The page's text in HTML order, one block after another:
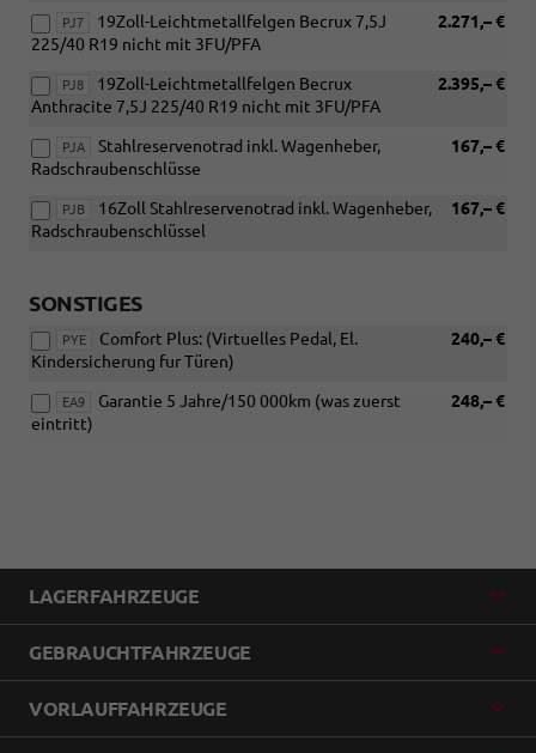
PJ7 2.271,– €
19Zoll-Leichtmetallfelgen Becrux 7,5J
225/40 R19 nicht mit 3FU/PFA
PJ8 2.395,– €
19Zoll-Leichtmetallfelgen Becrux
Anthracite 7,5J 225/40 R19 nicht mit 3FU/PFA
PJA 167,– €
Stahlreservenotrad inkl. Wagenheber,
Radschraubenschlüsse
PJB 167,– €
16Zoll Stahlreservenotrad inkl. Wagenheber,
Radschraubenschlüssel
SONSTIGES
PYE 240,– €
Comfort Plus: (Virtuelles Pedal, El.
Kindersicherung fur Türen)
EA9 248,– €
Garantie 5 Jahre/150 000km (was zuerst
eintritt)
LAGERFAHRZEUGE
GEBRAUCHTFAHRZEUGE
VORLAUFFAHRZEUGE